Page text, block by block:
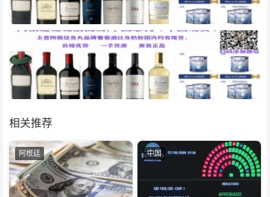
相关推荐
阿根廷 中国